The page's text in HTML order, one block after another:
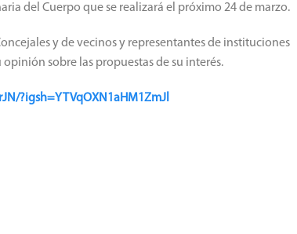
del Cuerpo que se realizará el próximo 24 de marzo.
y de vecinos y representantes de instituciones
sobre las propuestas de su interés.
?igsh=YTVqOXN1aHM1ZmJl